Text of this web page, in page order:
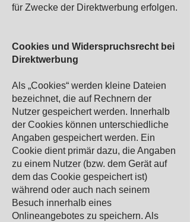
für Zwecke der Direktwerbung erfolgen.
Cookies und Widerspruchsrecht bei
Direktwerbung
Als „Cookies“ werden kleine Dateien
bezeichnet, die auf Rechnern der
Nutzer gespeichert werden. Innerhalb
der Cookies können unterschiedliche
Angaben gespeichert werden. Ein
Cookie dient primär dazu, die Angaben
zu einem Nutzer (bzw. dem Gerät auf
dem das Cookie gespeichert ist)
während oder auch nach seinem
Besuch innerhalb eines
Onlineangebotes zu speichern. Als